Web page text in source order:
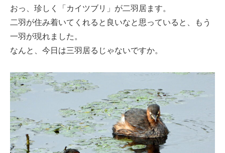
おっ、珍しく「カイツブリ」が二羽居ます。
二羽が住み着いてくれると良いなと思っていると、もう
一羽が現れました。
なんと、今日は三羽居るじゃないですか。